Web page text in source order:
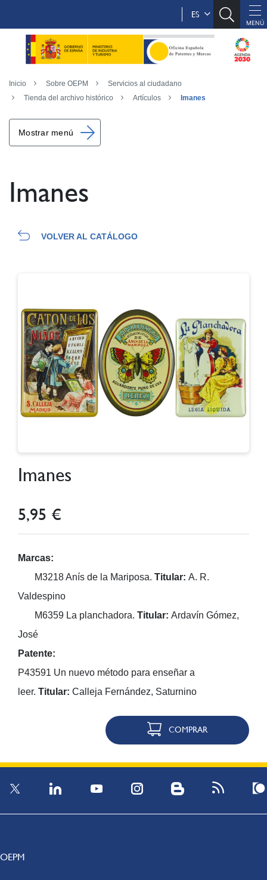
ES
Inicio Sobre OEPM
Servicios al ciudadano
Tienda del archivo histórico
Artículos Imanes
Mostrar menú
Imanes
VOLVER AL CATÁLOGO
Imanes
5,95 €
Marcas:
M3218 Anís de la Mariposa. Titular: A. R.
Valdespino
M6359 La planchadora. Titular: Ardavín Gómez,
José
Patente:
P43591 Un nuevo método para enseñar a
leer. Titular: Calleja Fernández, Saturnino
COMPRAR
OEPM